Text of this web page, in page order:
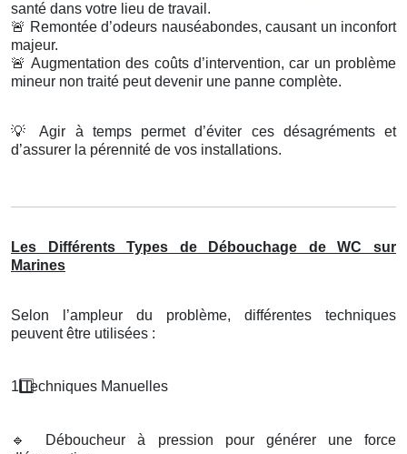
santé dans votre lieu de travail.
🚨 Remontée d’odeurs nauséabondes, causant un inconfort
majeur.
🚨 Augmentation des coûts d’intervention, car un problème
mineur non traité peut devenir une panne complète.
💡
Agir à temps permet d’éviter ces désagréments et
d’assurer la pérennité de vos installations.
Les Différents Types de Débouchage de WC sur
Marines
Selon l’ampleur du problème, différentes techniques
peuvent être utilisées :
1️ Techniques Manuelles
🔹
Déboucheur à pression pour générer une force